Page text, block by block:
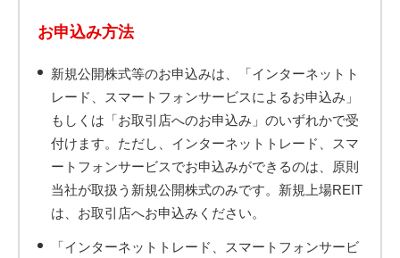
お申込み方法
新規公開株式等のお申込みは、「インターネットト
レード、スマートフォンサービスによるお申込み」
もしくは「お取引店へのお申込み」のいずれかで受
付けます。ただし、インターネットトレード、スマ
ートフォンサービスでお申込みができるのは、原則
当社が取扱う新規公開株式のみです。新規上場REIT
は、お取引店へお申込みください。
「インターネットトレード、スマートフォンサービ